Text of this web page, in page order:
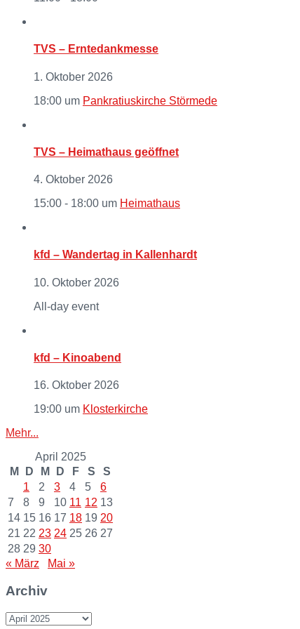
TVS – Erntedankmesse
1. Oktober 2026
18:00 um Pankratiuskirche Störmede
TVS – Heimathaus geöffnet
4. Oktober 2026
15:00 - 18:00 um Heimathaus
kfd – Wandertag in Kallenhardt
10. Oktober 2026
All-day event
kfd – Kinoabend
16. Oktober 2026
19:00 um Klosterkirche
Mehr...
April 2025
M
D M D F S
S
1
2 3 4 5
6
7
8 9 10 11 12 13
14 15 16 17 18 19 20
21 22 23 24 25 26 27
28 29 30
« März
Mai »
Archiv
Archiv